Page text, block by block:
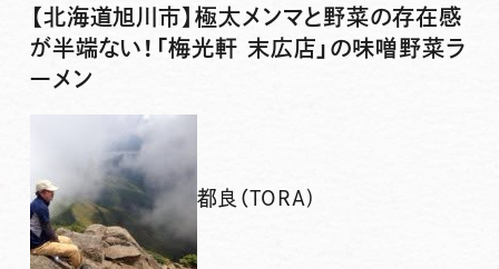
【北海道旭川市】極太メンマと野菜の存在感
が半端ない！「梅光軒 末広店」の味噌野菜ラ
ーメン
都良（TORA)